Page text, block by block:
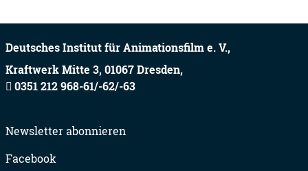
Deutsches Institut für Animationsfilm e. V.,
Kraftwerk Mitte 3,01067Dresden,
0351 212 968-61/-62/-63
Newsletter abonnieren
Facebook